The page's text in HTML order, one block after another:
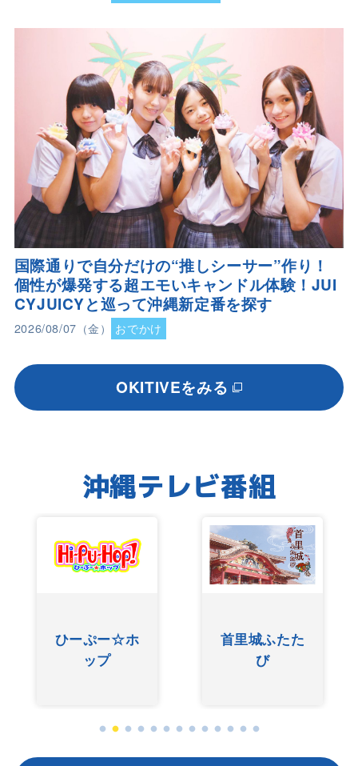
国際通りで自分だけの“推しシーサー”作り！
個性が爆発する超エモいキャンドル体験！JUI
CYJUICYと巡って沖縄新定番を探す
2026/08/07（金） おでかけ
OKITIVEをみる
沖縄テレビ番組
ぐしけんさん
友近ありんく
りんのい～あ
んべぇ